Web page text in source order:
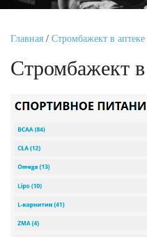
Главная / Стромбажект в аптеке
Стромбажект в